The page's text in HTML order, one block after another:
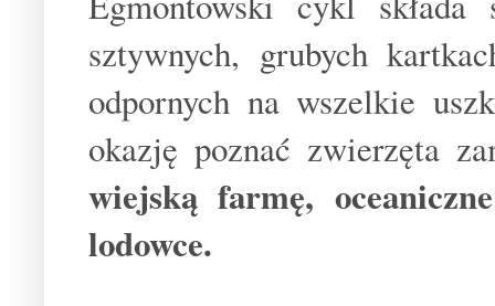
sztywnych, grubych
odpornych na wszelkie
okazję poznać zwierzęta
wiejską farmę,
lodowce.